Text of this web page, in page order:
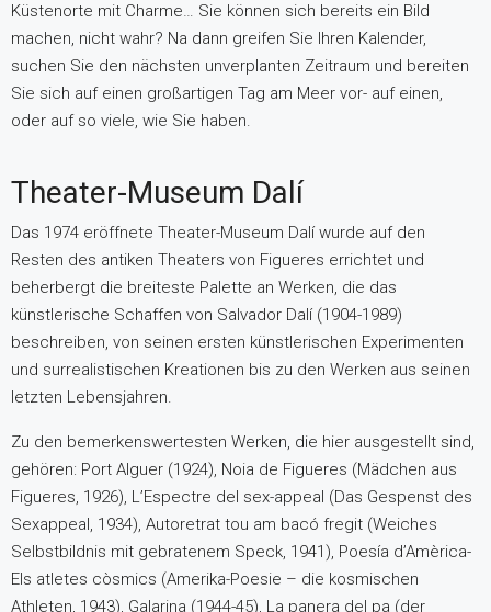
Küstenorte mit Charme… Sie können sich bereits ein Bild
machen, nicht wahr? Na dann greifen Sie Ihren Kalender,
suchen Sie den nächsten unverplanten Zeitraum und bereiten
Sie sich auf einen großartigen Tag am Meer vor- auf einen,
oder auf so viele, wie Sie haben.
Theater-Museum Dalí
Das 1974 eröffnete Theater-Museum Dalí wurde auf den
Resten des antiken Theaters von Figueres errichtet und
beherbergt die breiteste Palette an Werken, die das
künstlerische Schaffen von Salvador Dalí (1904-1989)
beschreiben, von seinen ersten künstlerischen Experimenten
und surrealistischen Kreationen bis zu den Werken aus seinen
letzten Lebensjahren.
Zu den bemerkenswertesten Werken, die hier ausgestellt sind,
gehören: Port Alguer (1924), Noia de Figueres (Mädchen aus
Figueres, 1926), L’Espectre del sex-appeal (Das Gespenst des
Sexappeal, 1934), Autoretrat tou am bacó fregit (Weiches
Selbstbildnis mit gebratenem Speck, 1941), Poesía d’Amèrica-
Els atletes còsmics (Amerika-Poesie – die kosmischen
Athleten, 1943), Galarina (1944-45), La panera del pa (der